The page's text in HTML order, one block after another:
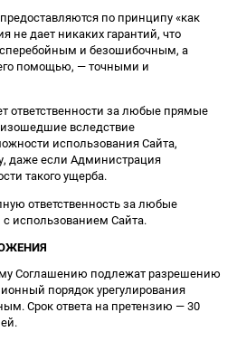
по принципу «как
не дает никаких гарантий, что
и безошибочным, а
помощью, — точными и
ответственности за любые прямые
вследствие
использования Сайта,
даже если Администрация
такого ущерба.
ответственность за любые
использованием Сайта.
Соглашению подлежат разрешению
порядок урегулирования
Срок ответа на претензию — 30